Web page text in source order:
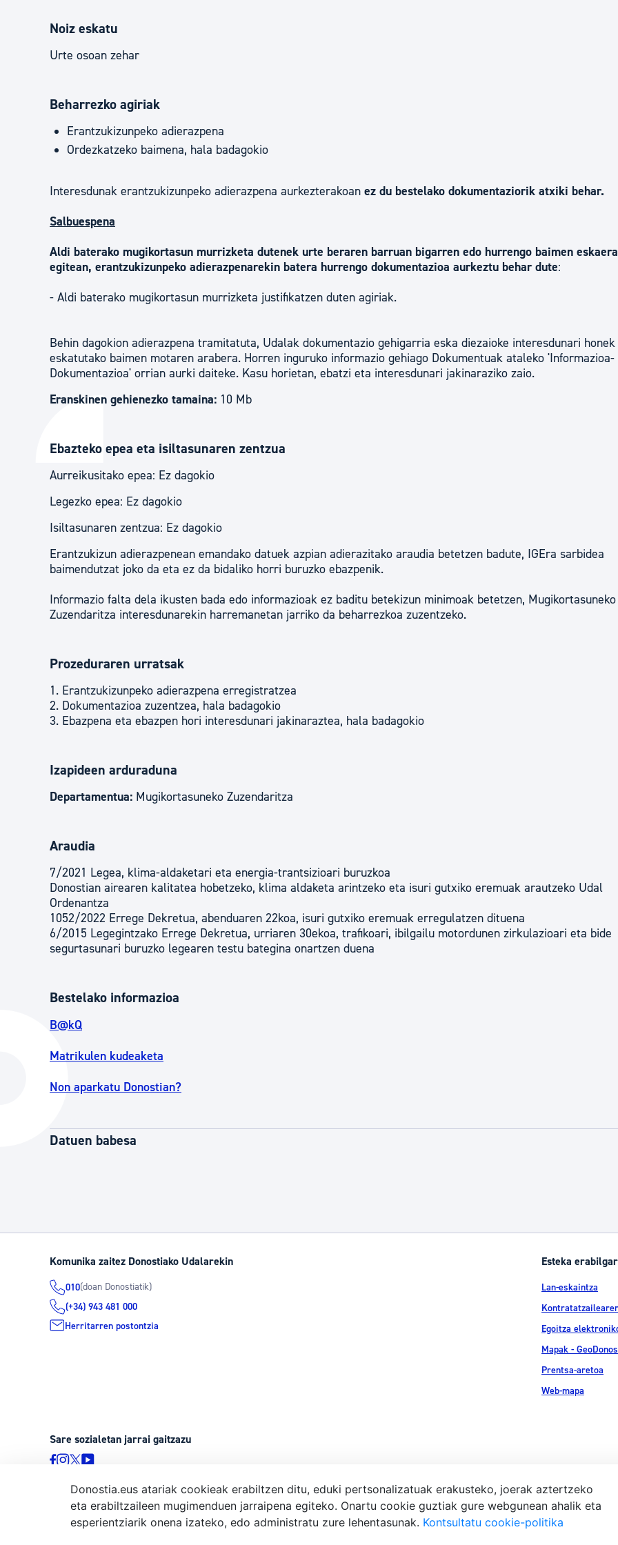
Noiz eskatu
Urte osoan zehar
Beharrezko agiriak
Erantzukizunpeko adierazpena
Ordezkatzeko baimena, hala badagokio
Interesdunak erantzukizunpeko adierazpena aurkezterakoan ez du bestelako dokumentaziorik atxiki behar.
Salbuespena
Aldi baterako mugikortasun murrizketa dutenek urte beraren barruan bigarren edo hurrengo baimen
egitean, erantzukizunpeko adierazpenarekin batera hurrengo dokumentazioa aurkeztu behar dute:
- Aldi baterako mugikortasun murrizketa justifikatzen duten agiriak.
Behin dagokion adierazpena tramitatuta, Udalak dokumentazio gehigarria eska diezaioke interesdunari honek
eskatutako baimen motaren arabera. Horren inguruko informazio gehiago Dokumentuak ataleko 'Informazioa-
Dokumentazioa' orrian aurki daiteke. Kasu horietan, ebatzi eta interesdunari jakinaraziko zaio.
Eranskinen gehienezko tamaina: 10 Mb
Ebazteko epea eta isiltasunaren zentzua
Aurreikusitako epea: Ez dagokio
Legezko epea: Ez dagokio
Isiltasunaren zentzua: Ez dagokio
Erantzukizun adierazpenean emandako datuek azpian adierazitako araudia betetzen badute, IGEra sarbidea
baimendutzat joko da eta ez da bidaliko horri buruzko ebazpenik.
Informazio falta dela ikusten bada edo informazioak ez baditu betekizun minimoak betetzen, Mugikortasuneko
Zuzendaritza interesdunarekin harremanetan jarriko da beharrezkoa zuzentzeko.
Prozeduraren urratsak
1. Erantzukizunpeko adierazpena erregistratzea
2. Dokumentazioa zuzentzea, hala badagokio
3. Ebazpena eta ebazpen hori interesdunari jakinaraztea, hala badagokio
Izapideen arduraduna
Departamentua: Mugikortasuneko Zuzendaritza
Araudia
7/2021 Legea, klima-aldaketari eta energia-trantsizioari buruzkoa
Donostian airearen kalitatea hobetzeko, klima aldaketa arintzeko eta isuri gutxiko eremuak arautzeko Udal
Ordenantza
1052/2022 Errege Dekretua, abenduaren 22koa, isuri gutxiko eremuak erregulatzen dituena
6/2015 Legegintzako Errege Dekretua, urriaren 30ekoa, trafikoari, ibilgailu motordunen zirkulazioari eta bide
segurtasunari buruzko legearen testu bategina onartzen duena
Bestelako informazioa
B@kQ
Matrikulen kudeaketa
Non aparkatu Donostian?
Datuen babesa
Komunika zaitez Donostiako Udalarekin
010(doan Donostiatik)
(+34) 943 481 000
Herritarren postontzia
Esteka
Lan-eskaintza
Egoitza
Mapak -
Prentsa-aretoa
Web-mapa
Sare sozialetan jarrai gaitzazu
© Donostiako Udala, Ijentea 1, 20003 Donostia Lege-
Donostia.eus atariak cookieak erabiltzen ditu, eduki pertsonalizatuak erakusteko, joerak aztertzeko
eta erabiltzaileen mugimenduen jarraipena egiteko. Onartu cookie guztiak gure webgunean ahalik eta
esperientziarik onena izateko, edo administratu zure lehentasunak. Kontsultatu cookie-politika